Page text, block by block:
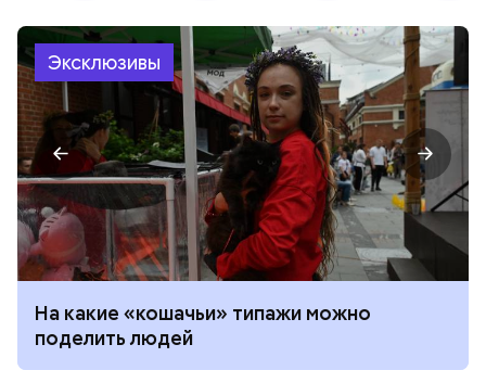
Эксклюзивы
На какие «кошачьи» типажи можно
поделить людей